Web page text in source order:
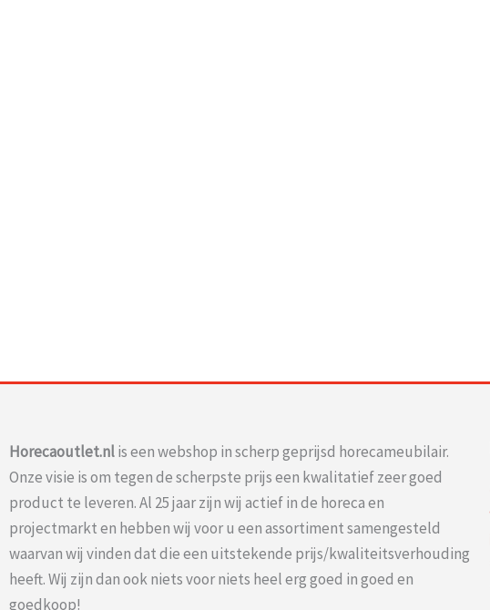
Horecaoutlet.nlis een webshop in scherp geprijsd horecameubilair.
Onze visie is om tegen de scherpste prijs een kwalitatief zeer goed
product te leveren. Al 25 jaar zijn wij actief in de horeca en
projectmarkt en hebben wij voor u een assortiment samengesteld
waarvan wij vinden dat die een uitstekende prijs/kwaliteitsverhouding
heeft. Wij zijn dan ook niets voor niets heel erg goed in goed en
goedkoop!